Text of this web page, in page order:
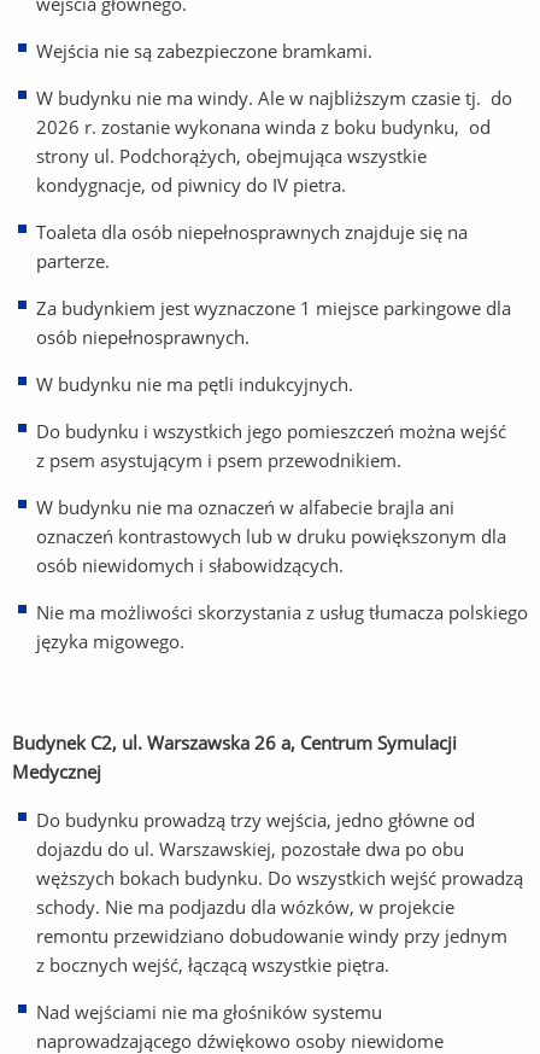
Wejścia nie są zabezpieczone bramkami.
W budynku nie ma windy. Ale w najbliższym czasie tj. do
2026 r. zostanie wykonana winda z boku budynku, od
strony ul. Podchorążych, obejmująca wszystkie
kondygnacje, od piwnicy do IV pietra.
Toaleta dla osób niepełnosprawnych znajduje się na
parterze.
Za budynkiem jest wyznaczone 1 miejsce parkingowe dla
osób niepełnosprawnych.
W budynku nie ma pętli indukcyjnych.
Do budynku i wszystkich jego pomieszczeń można wejść
z psem asystującym i psem przewodnikiem.
W budynku nie ma oznaczeń w alfabecie brajla ani
oznaczeń kontrastowych lub w druku powiększonym dla
osób niewidomych i słabowidzących.
Nie ma możliwości skorzystania z usług tłumacza polskiego
języka migowego.
Budynek C2, ul. Warszawska 26 a, Centrum Symulacji
Medycznej
Do budynku prowadzą trzy wejścia, jedno główne od
dojazdu do ul. Warszawskiej, pozostałe dwa po obu
węższych bokach budynku. Do wszystkich wejść prowadzą
schody. Nie ma podjazdu dla wózków, w projekcie
remontu przewidziano dobudowanie windy przy jednym
z bocznych wejść, łączącą wszystkie piętra.
Nad wejściami nie ma głośników systemu
naprowadzającego dźwiękowo osoby niewidome